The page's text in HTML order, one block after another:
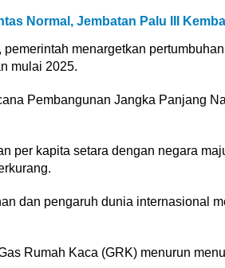
Normal, Jembatan Palu III
menargetkan
mulai 2025.
Pembangunan Jangka Panjang
per kapita setara dengan negara
dan pengaruh dunia internasional
Rumah Kaca (GRK) menurun